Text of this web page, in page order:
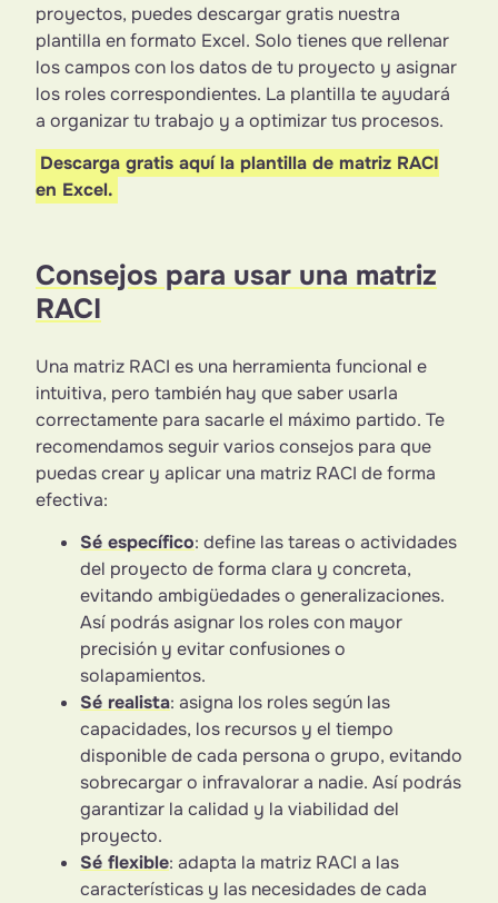
proyectos, puedes descargar gratis nuestra
plantilla en formato Excel. Solo tienes que rellenar
los campos con los datos de tu proyecto y asignar
los roles correspondientes. La plantilla te ayudará
a organizar tu trabajo y a optimizar tus procesos.
Descarga gratis aquí la plantilla de matriz RACI
en Excel.
Consejos para usar una matriz
RACI
Una matriz RACI es una herramienta funcional e
intuitiva, pero también hay que saber usarla
correctamente para sacarle el máximo partido. Te
recomendamos seguir varios consejos para que
puedas crear y aplicar una matriz RACI de forma
efectiva:
Sé específico: define las tareas o actividades
del proyecto de forma clara y concreta,
evitando ambigüedades o generalizaciones.
Así podrás asignar los roles con mayor
precisión y evitar confusiones o
solapamientos.
Sé realista: asigna los roles según las
capacidades, los recursos y el tiempo
disponible de cada persona o grupo, evitando
sobrecargar o infravalorar a nadie. Así podrás
garantizar la calidad y la viabilidad del
proyecto.
Sé flexible: adapta la matriz RACI a las
características y las necesidades de cada